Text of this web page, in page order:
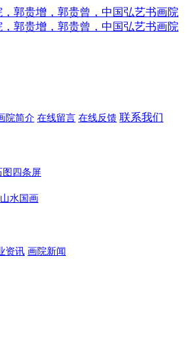
院简介 在线留言 在线反馈 联系我们
图四条屏
水国画
资讯 画院新闻